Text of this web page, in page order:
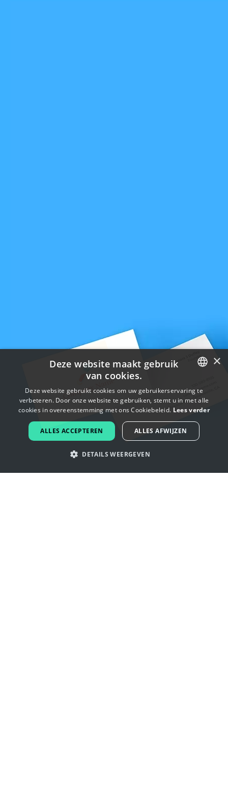
ENGLISH
FRENCH
DUTCH
×
Deze website maakt gebruik
van cookies.
Deze website gebruikt cookies om uw gebruikerservaring te
verbeteren. Door onze website te gebruiken, stemt u in met alle
cookies in overeenstemming met ons Cookiebeleid. Lees verder
ALLES ACCEPTEREN ALLES AFWIJZEN
DETAILS WEERGEVEN